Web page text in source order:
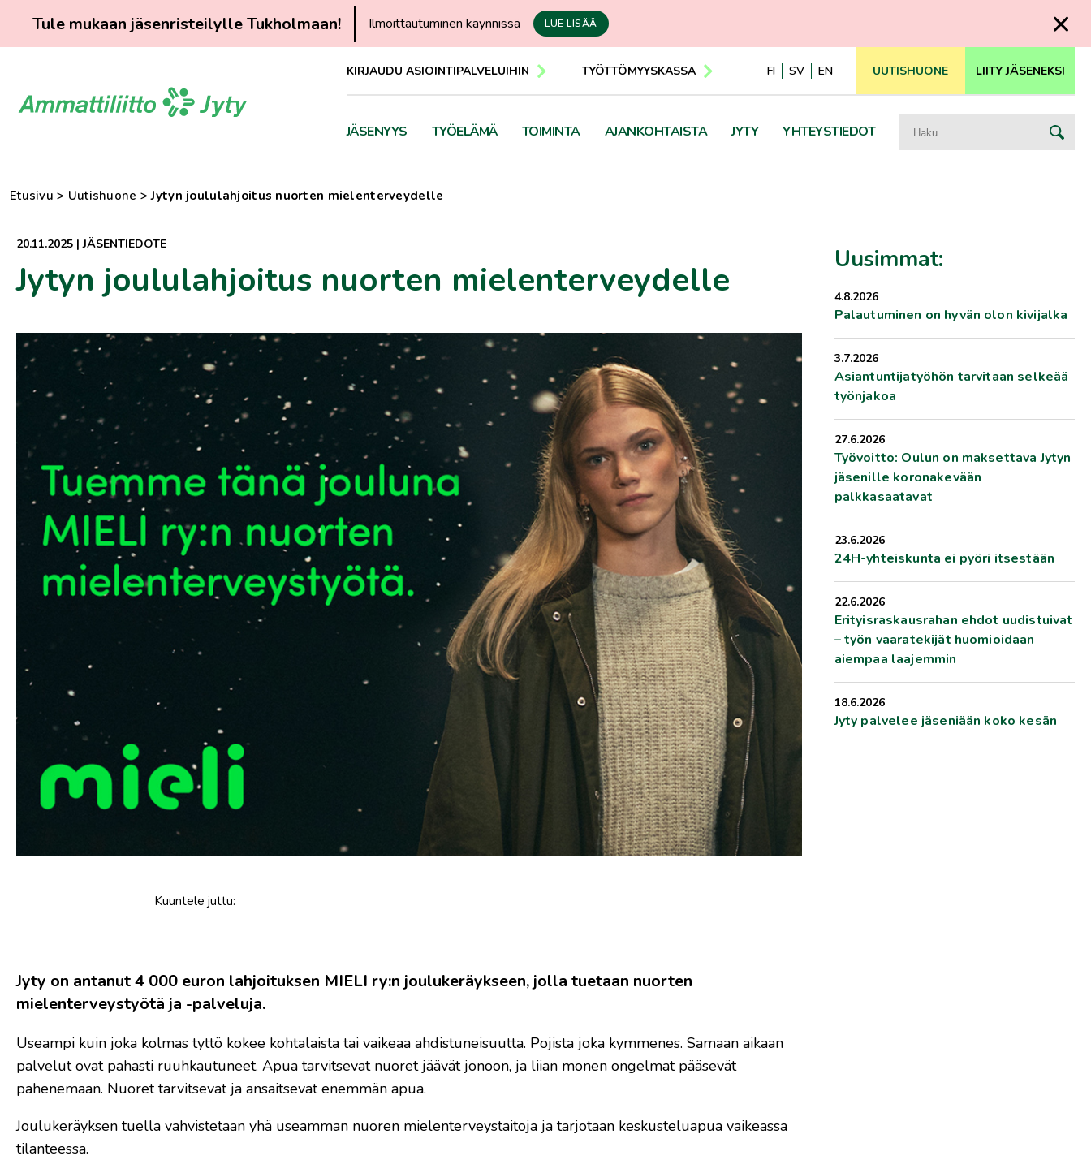
Tule mukaan jäsenristeilylle Tukholmaan! Ilmoittautuminen käynnissä LUE LISÄÄ
sisältöön
KIRJAUDU ASIOINTIPALVELUIHIN TYÖTTÖMYYSKASSA FI SV EN UUTISHUONE LIITY JÄSENEKSI
JÄSENYYS TYÖELÄMÄ TOIMINTA AJANKOHTAISTA JYTY YHTEYSTIEDOT Haku:
Etusivu > Uutishuone >Jytyn joululahjoitus nuorten mielenterveydelle
20.11.2025 |JÄSENTIEDOTE
Jytyn joululahjoitus nuorten mielenterveydelle
Kuuntele juttu:
Jyty on antanut 4 000 euron lahjoituksen MIELI ry:n joulukeräykseen, jolla tuetaan nuorten
mielenterveystyötä ja -palveluja.
Useampi kuin joka kolmas tyttö kokee kohtalaista tai vaikeaa ahdistuneisuutta. Pojista joka kymmenes. Samaan aikaan
palvelut ovat pahasti ruuhkautuneet. Apua tarvitsevat nuoret jäävät jonoon, ja liian monen ongelmat pääsevät
pahenemaan. Nuoret tarvitsevat ja ansaitsevat enemmän apua.
Joulukeräyksen tuella vahvistetaan yhä useamman nuoren mielenterveystaitoja ja tarjotaan keskusteluapua vaikeassa
tilanteessa.
Uusimmat:
4.8.2026
Palautuminen on hyvän olon kivijalka
3.7.2026
Asiantuntijatyöhön tarvitaan selkeää
työnjakoa
27.6.2026
Työvoitto: Oulun on maksettava Jytyn
jäsenille koronakevään
palkkasaatavat
23.6.2026
24H-yhteiskunta ei pyöri itsestään
22.6.2026
Erityisraskausrahan ehdot uudistuivat
– työn vaaratekijät huomioidaan
aiempaa laajemmin
18.6.2026
Jyty palvelee jäseniään koko kesän